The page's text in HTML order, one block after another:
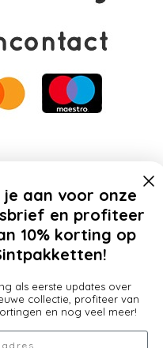
Zo gebruiken wij
te houden.
verkeer op onze website te
Op deze manier
op onze website.
meer over de specifieke
aanpassen. Door op
akkoord met het gebruik van
je aan voor onze
en profiteer
10% korting op
als eerste updates over
collectie, profiteer van
en nog veel meer!